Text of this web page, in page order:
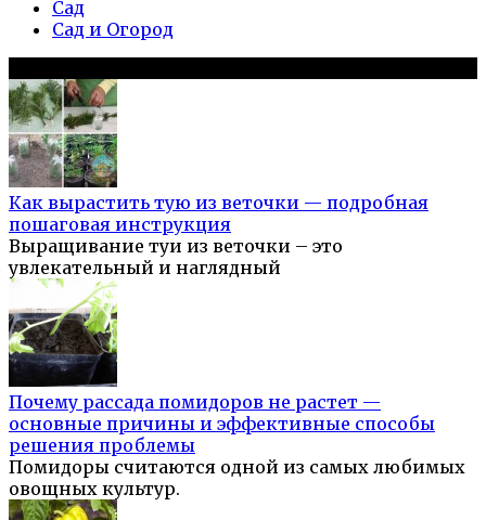
Сад
Сад и Огород
Как вырастить тую из веточки — подробная
пошаговая инструкция
Выращивание туи из веточки – это
увлекательный и наглядный
Почему рассада помидоров не растет —
основные причины и эффективные способы
решения проблемы
Помидоры считаются одной из самых любимых
овощных культур.